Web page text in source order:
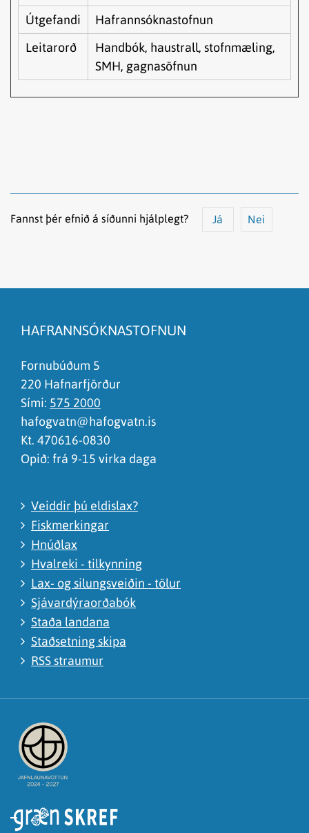
Útgefandi
Hafrannsóknastofnun
Leitarorð
Handbók, haustrall, stofnmæling,
SMH, gagnasöfnun
Fannst þér efnið á síðunni hjálplegt? Já Nei
Það er of mikið efni á síðunni
Ég skil ekki efnið, finnst það of flókið
HAFRANNSÓKNASTOFNUN
Fornubúðum 5
220 Hafnarfjörður
Sími: 575 2000
hafogvatn@hafogvatn.is
Kt. 470616-0830
Opið: frá 9-15 virka daga
Veiddir þú eldislax?
Fiskmerkingar
Hnúðlax
Hvalreki - tilkynning
Lax- og silungsveiðin - tölur
Sjávardýraorðabók
Staða landana
Staðsetning skipa
RSS straumur